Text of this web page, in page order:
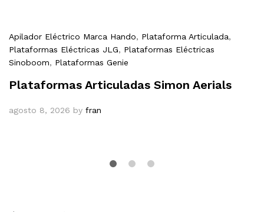
Apilador Eléctrico Marca Hando, Plataforma Articulada,
Plataformas Eléctricas JLG, Plataformas Eléctricas
Sinoboom, Plataformas Genie
Plataformas Articuladas Simon Aerials
agosto 8, 2026 by fran